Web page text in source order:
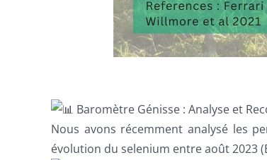
Baromètre Génisse : Analyse et
Nous avons récemment analysé les
évolution du selenium entre août 2023